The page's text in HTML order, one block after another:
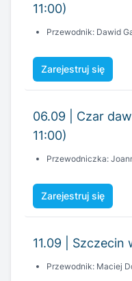
11:00)
Przewodnik: Dawid
Zarejestruj się
06.09 | Czar
11:00)
Przewodniczka:
Zarejestruj się
11.09 | Szczecin
Przewodnik: Maciej